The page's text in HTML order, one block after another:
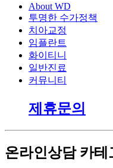
About WD
투명한 수가정책
치아교정
임플란트
화이티니
일반진료
커뮤니티
제휴문의
온라인상담 카테